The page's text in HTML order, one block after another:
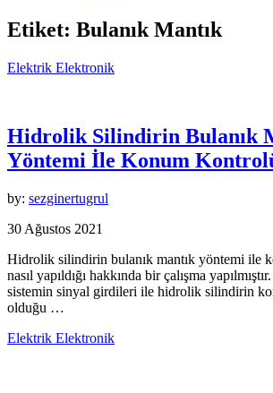
Etiket: Bulanık Mantık
Elektrik Elektronik
Hidrolik Silindirin Bulanık
Yöntemi İle Konum
by: sezginertugrul
30 Ağustos 2021
Hidrolik silindirin bulanık mantık yöntemi ile
nasıl yapıldığı hakkında bir çalışma
sistemin sinyal girdileri ile hidrolik silindirin
olduğu …
Elektrik Elektronik